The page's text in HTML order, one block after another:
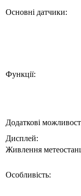
Основні датчики:
Функції:
Додаткові
Дисплей:
Живлення
Особливість: